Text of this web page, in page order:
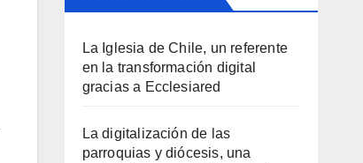
La Iglesia de Chile, un referente
en la transformación digital
gracias a Ecclesiared
La digitalización de las
parroquias y diócesis, una